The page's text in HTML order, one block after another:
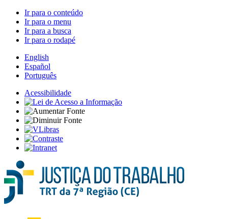
Ir para o conteúdo
Ir para o menu
Ir para a busca
Ir para o rodapé
English
Español
Português
Acessibilidade